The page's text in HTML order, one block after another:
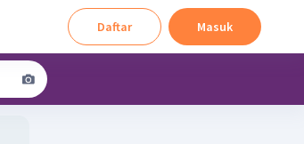
Daftar Masuk